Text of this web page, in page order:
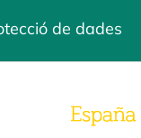
de dades